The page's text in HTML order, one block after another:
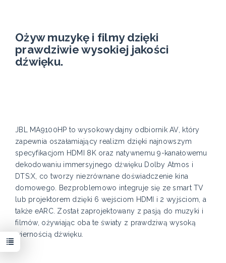
Ożyw muzykę i filmy dzięki
prawdziwie wysokiej jakości
dźwięku.
JBL MA9100HP to wysokowydajny odbiornik AV, który
zapewnia oszałamiający realizm dzięki najnowszym
specyfikacjom HDMI 8K oraz natywnemu 9-kanałowemu
dekodowaniu immersyjnego dźwięku Dolby Atmos i
DTS:X, co tworzy niezrównane doświadczenie kina
domowego. Bezproblemowo integruje się ze smart TV
lub projektorem dzięki 6 wejściom HDMI i 2 wyjściom, a
także eARC. Został zaprojektowany z pasją do muzyki i
filmów, ożywiając oba te światy z prawdziwą wysoką
wiernością dźwięku.